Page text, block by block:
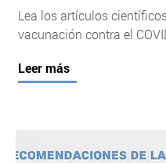
Lea los artículos
vacunación contra el
Leer más